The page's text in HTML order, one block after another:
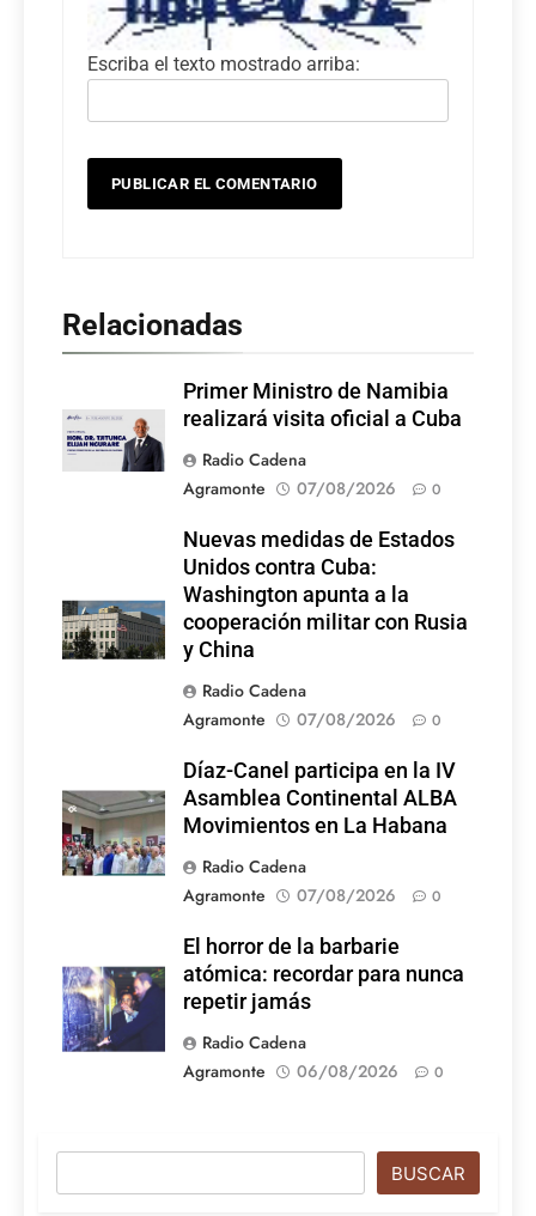
Escriba el texto mostrado arriba:
Relacionadas
Primer Ministro de Namibia
realizará visita oficial a Cuba
Radio Cadena
Agramonte
07/08/2026 0
Nuevas medidas de Estados
Unidos contra Cuba:
Washington apunta a la
cooperación militar con Rusia
y China
Radio Cadena
Agramonte
07/08/2026 0
Díaz-Canel participa en la IV
Asamblea Continental ALBA
Movimientos en La Habana
Radio Cadena
Agramonte
07/08/2026 0
El horror de la barbarie
atómica: recordar para nunca
repetir jamás
Radio Cadena
Agramonte
06/08/2026 0
BUSCAR